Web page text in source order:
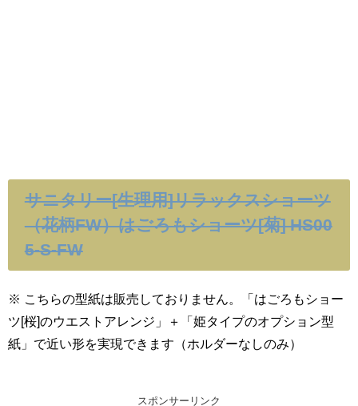
サニタリー[生理用]リラックスショーツ
（花柄FW）はごろもショーツ[菊] HS00
5-S-FW
※ こちらの型紙は販売しておりません。「はごろもショー
ツ[桜]のウエストアレンジ」＋「姫タイプのオプション型
紙」で近い形を実現できます（ホルダーなしのみ）
スポンサーリンク